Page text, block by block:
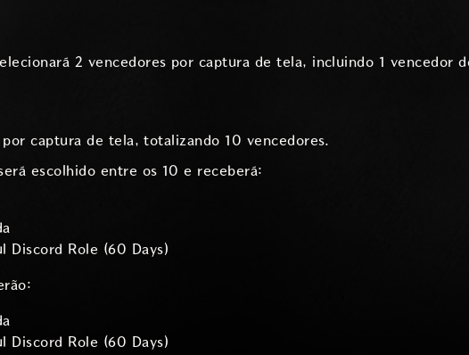
2 vencedores por captura de tela, incluindo 1 vencedor
captura de tela, totalizando 10 vencedores.
escolhido entre os 10 e receberá:
Discord Role (60 Days)
Discord Role (60 Days)